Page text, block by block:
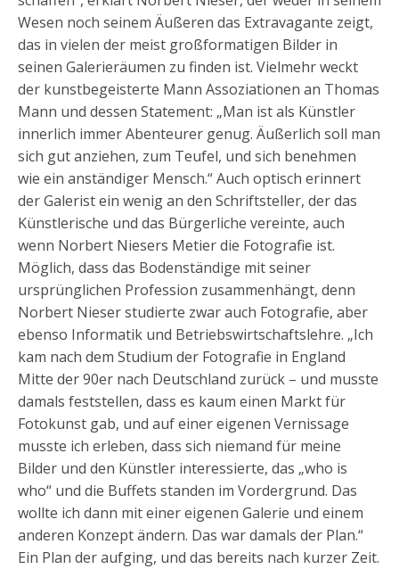
Wesen noch seinem Äußeren das Extravagante zeigt,
das in vielen der meist großformatigen Bilder in
seinen Galerieräumen zu finden ist. Vielmehr weckt
der kunstbegeisterte Mann Assoziationen an Thomas
Mann und dessen Statement: „Man ist als Künstler
innerlich immer Abenteurer genug. Äußerlich soll man
sich gut anziehen, zum Teufel, und sich benehmen
wie ein anständiger Mensch.“ Auch optisch erinnert
der Galerist ein wenig an den Schriftsteller, der das
Künstlerische und das Bürgerliche vereinte, auch
wenn Norbert Niesers Metier die Fotografie ist.
Möglich, dass das Bodenständige mit seiner
ursprünglichen Profession zusammenhängt, denn
Norbert Nieser studierte zwar auch Fotografie, aber
ebenso Informatik und Betriebswirtschaftslehre. „Ich
kam nach dem Studium der Fotografie in England
Mitte der 90er nach Deutschland zurück – und musste
damals feststellen, dass es kaum einen Markt für
Fotokunst gab, und auf einer eigenen Vernissage
musste ich erleben, dass sich niemand für meine
Bilder und den Künstler interessierte, das „who is
who“ und die Buffets standen im Vordergrund. Das
wollte ich dann mit einer eigenen Galerie und einem
anderen Konzept ändern. Das war damals der Plan.“
Ein Plan der aufging, und das bereits nach kurzer Zeit.